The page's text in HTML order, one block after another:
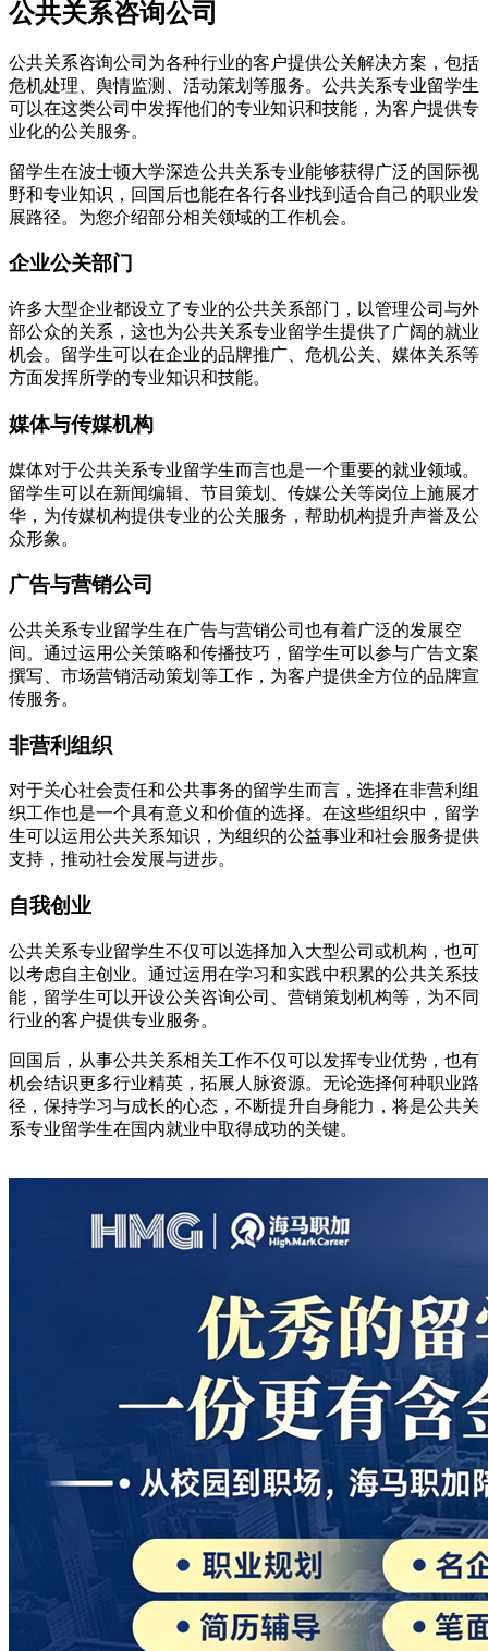
公共关系咨询公司
公共关系咨询公司为各种行业的客户提供公关解决方案，包括
危机处理、舆情监测、活动策划等服务。公共关系专业留学生
可以在这类公司中发挥他们的专业知识和技能，为客户提供专
业化的公关服务。
留学生在波士顿大学深造公共关系专业能够获得广泛的国际视
野和专业知识，回国后也能在各行各业找到适合自己的职业发
展路径。为您介绍部分相关领域的工作机会。
企业公关部门
许多大型企业都设立了专业的公共关系部门，以管理公司与外
部公众的关系，这也为公共关系专业留学生提供了广阔的就业
机会。留学生可以在企业的品牌推广、危机公关、媒体关系等
方面发挥所学的专业知识和技能。
媒体与传媒机构
媒体对于公共关系专业留学生而言也是一个重要的就业领域。
留学生可以在新闻编辑、节目策划、传媒公关等岗位上施展才
华，为传媒机构提供专业的公关服务，帮助机构提升声誉及公
众形象。
广告与营销公司
公共关系专业留学生在广告与营销公司也有着广泛的发展空
间。通过运用公关策略和传播技巧，留学生可以参与广告文案
撰写、市场营销活动策划等工作，为客户提供全方位的品牌宣
传服务。
非营利组织
对于关心社会责任和公共事务的留学生而言，选择在非营利组
织工作也是一个具有意义和价值的选择。在这些组织中，留学
生可以运用公共关系知识，为组织的公益事业和社会服务提供
支持，推动社会发展与进步。
自我创业
公共关系专业留学生不仅可以选择加入大型公司或机构，也可
以考虑自主创业。通过运用在学习和实践中积累的公共关系技
能，留学生可以开设公关咨询公司、营销策划机构等，为不同
行业的客户提供专业服务。
回国后，从事公共关系相关工作不仅可以发挥专业优势，也有
机会结识更多行业精英，拓展人脉资源。无论选择何种职业路
径，保持学习与成长的心态，不断提升自身能力，将是公共关
系专业留学生在国内就业中取得成功的关键。